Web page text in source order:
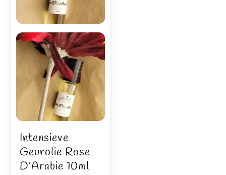
Intensieve
Geurolie Rose
D’Arabie 10ml